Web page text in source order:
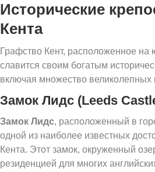
Исторические
Кента
Графство Кент, расположенное на
славится своим богатым
включая множество великолепных
Замок Лидс (Leeds
Замок Лидс, расположенный в
одной из наиболее известных
Кента. Этот замок, окруженный
резиденцией для многих